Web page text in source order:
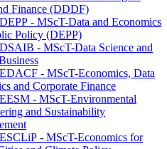
Finance (DDDF)
- MScT-Data and Economics
Policy (DEPP)
- MScT-Data Science and
- MScT-Economics, Data
and Corporate Finance
- MScT-Environmental
and Sustainability
- MScT-Economics for